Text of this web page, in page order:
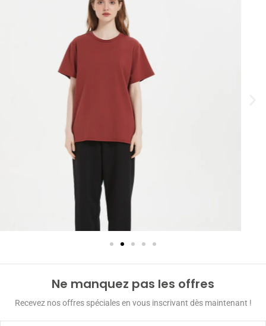
Ne manquez pas les offres
Recevez nos offres spéciales en vous inscrivant dès maintenant !